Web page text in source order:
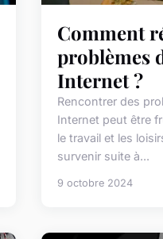
Comment
problèmes
Internet ?
Rencontrer des
Internet peut être
le travail et les
survenir suite à...
9 octobre 2024